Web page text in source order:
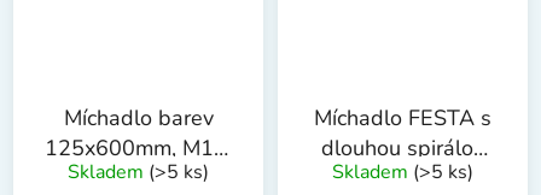
Míchadlo barev
125x600mm, M14,
sklolam. 1217
Skladem (>5 ks)
Míchadlo FESTA s
dlouhou spirálou
100mm
Skladem (>5 ks)